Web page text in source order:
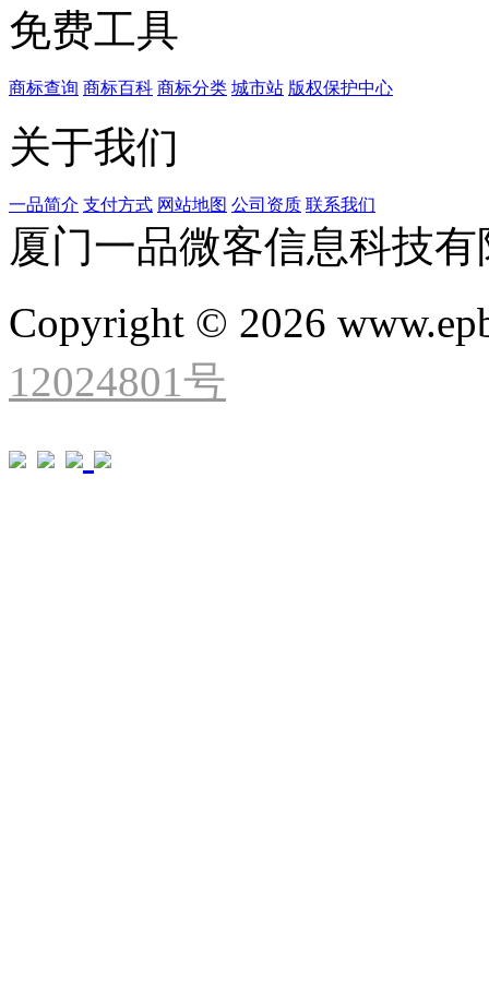
免费工具
商标查询 商标百科 商标分类 城市站 版权保护中心
关于我们
一品简介 支付方式 网站地图 公司资质 联系我们
厦门一品微客信息科技
Copyright © 2026
12024801号